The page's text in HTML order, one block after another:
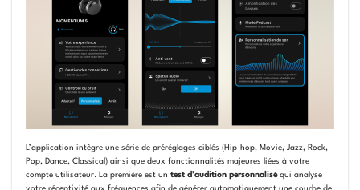
L’application intègre une série de préréglages ciblés (Hip-hop, Movie, Jazz, Rock,
Pop, Dance, Classical) ainsi que deux fonctionnalités majeures liées à votre
compte utilisateur. La première est un test d’audition personnaliséqui analyse
votre réceptivité aux fréquences afin de générer automatiquement une courbe de